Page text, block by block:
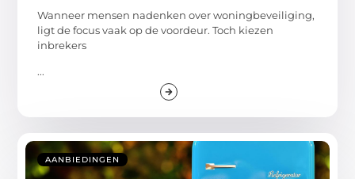
Wanneer mensen nadenken over woningbeveiliging,
ligt de focus vaak op de voordeur. Toch kiezen
inbrekers
...
AANBIEDINGEN